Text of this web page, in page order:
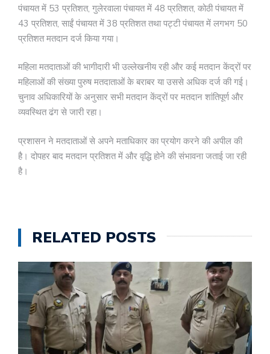
पंचायत में 53 प्रतिशत, गुलेरवाला पंचायत में 48 प्रतिशत, कोठी पंचायत में
43 प्रतिशत, साईं पंचायत में 38 प्रतिशत तथा पट्टी पंचायत में लगभग 50
प्रतिशत मतदान दर्ज किया गया।
महिला मतदाताओं की भागीदारी भी उल्लेखनीय रही और कई मतदान केंद्रों पर
महिलाओं की संख्या पुरुष मतदाताओं के बराबर या उससे अधिक दर्ज की गई।
चुनाव अधिकारियों के अनुसार सभी मतदान केंद्रों पर मतदान शांतिपूर्ण और
व्यवस्थित ढंग से जारी रहा।
प्रशासन ने मतदाताओं से अपने मताधिकार का प्रयोग करने की अपील की
है। दोपहर बाद मतदान प्रतिशत में और वृद्धि होने की संभावना जताई जा रही
है।
RELATED POSTS